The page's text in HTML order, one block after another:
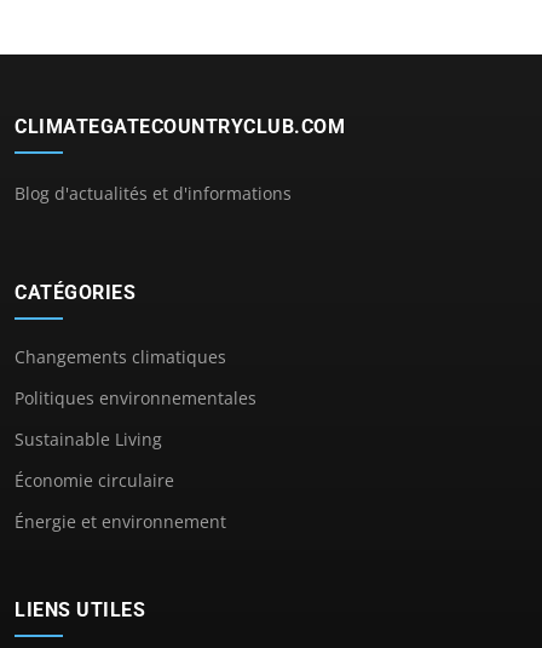
CLIMATEGATECOUNTRYCLUB.COM
Blog d'actualités et d'informations
CATÉGORIES
Changements climatiques
Politiques environnementales
Sustainable Living
Économie circulaire
Énergie et environnement
LIENS UTILES